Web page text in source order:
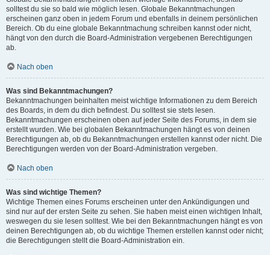
solltest du sie so bald wie möglich lesen. Globale Bekanntmachungen
erscheinen ganz oben in jedem Forum und ebenfalls in deinem persönlichen
Bereich. Ob du eine globale Bekanntmachung schreiben kannst oder nicht,
hängt von den durch die Board-Administration vergebenen Berechtigungen
ab.
Nach oben
Was sind Bekanntmachungen?
Bekanntmachungen beinhalten meist wichtige Informationen zu dem Bereich
des Boards, in dem du dich befindest. Du solltest sie stets lesen.
Bekanntmachungen erscheinen oben auf jeder Seite des Forums, in dem sie
erstellt wurden. Wie bei globalen Bekanntmachungen hängt es von deinen
Berechtigungen ab, ob du Bekanntmachungen erstellen kannst oder nicht. Die
Berechtigungen werden von der Board-Administration vergeben.
Nach oben
Was sind wichtige Themen?
Wichtige Themen eines Forums erscheinen unter den Ankündigungen und
sind nur auf der ersten Seite zu sehen. Sie haben meist einen wichtigen Inhalt,
weswegen du sie lesen solltest. Wie bei den Bekanntmachungen hängt es von
deinen Berechtigungen ab, ob du wichtige Themen erstellen kannst oder nicht;
die Berechtigungen stellt die Board-Administration ein.